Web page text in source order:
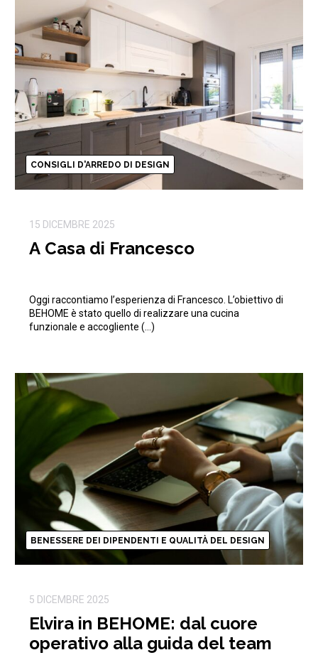
CONSIGLI D'ARREDO DI DESIGN
15 DICEMBRE 2025
A Casa di Francesco
Oggi raccontiamo l’esperienza di Francesco. L’obiettivo di
BEHOME è stato quello di realizzare una cucina
funzionale e accogliente (…)
BENESSERE DEI DIPENDENTI E QUALITÀ DEL DESIGN
5 DICEMBRE 2025
Elvira in BEHOME: dal cuore
operativo alla guida del team